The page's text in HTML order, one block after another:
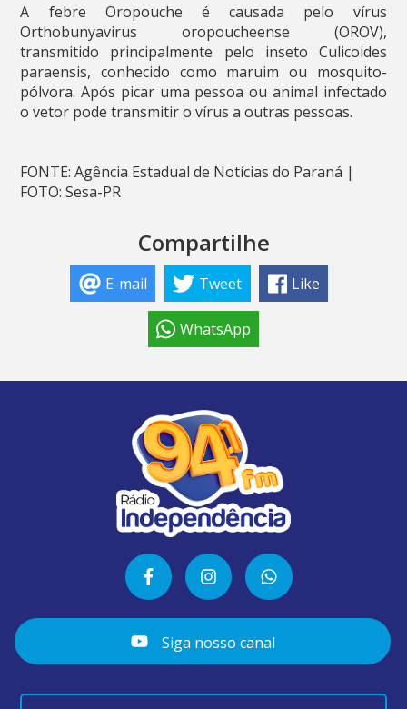
A febre Oropouche é causada pelo vírus
Orthobunyavirus oropoucheense (OROV),
transmitido principalmente pelo inseto Culicoides
paraensis, conhecido como maruim ou mosquito-
pólvora. Após picar uma pessoa ou animal infectado
o vetor pode transmitir o vírus a outras pessoas.
FONTE: Agência Estadual de Notícias do Paraná |
FOTO: Sesa-PR
Compartilhe
E-mail Tweet Like
WhatsApp
Siga nosso canal